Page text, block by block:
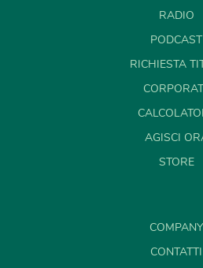
RADIO
PODCAST
RICHIESTA
AGISCI
STORE
COMPANY
CONTATTI